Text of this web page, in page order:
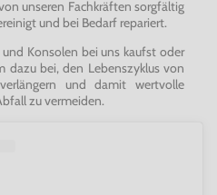
unseren Fachkräften sorgfältig
und bei Bedarf repariert.
Konsolen bei uns kaufst oder
dazu bei, den Lebenszyklus von
und damit wertvolle
zu vermeiden.